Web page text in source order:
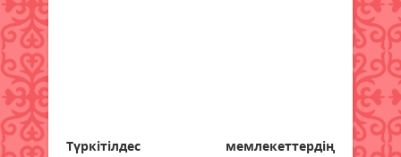
Түркітілдес мемлекеттердің